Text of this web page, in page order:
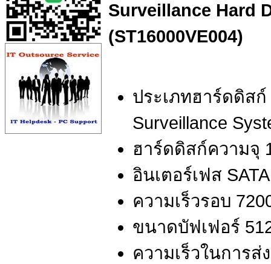
Surveillance Hard
(ST16000VE004)
ประเภทฮาร์ดดิสก์
Surveillance
ฮาร์ดดิสก์ความจุ
อินเตอร์เฟส
ความเร็วรอบ
ขนาดบัฟเฟอร์
ความเร็วในการ